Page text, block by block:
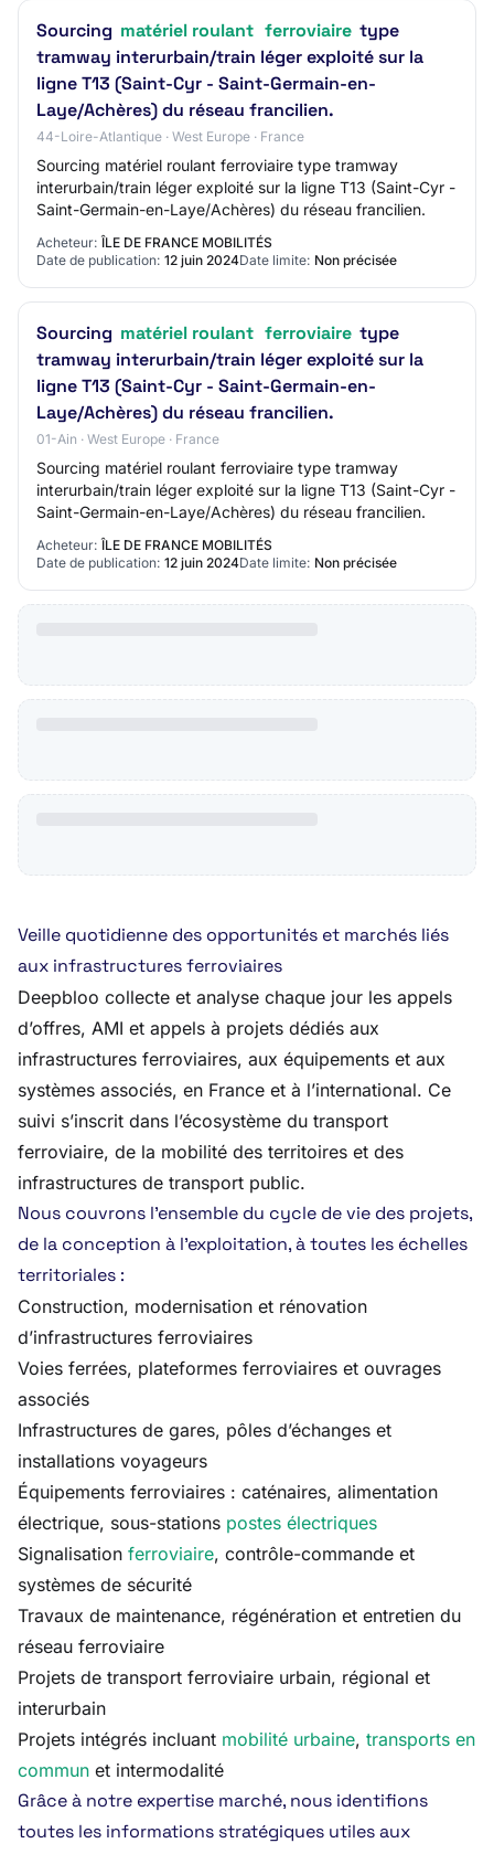
Sourcing matériel roulant ferroviaire type
tramway interurbain/train léger exploité sur la
ligne T13 (Saint-Cyr - Saint-Germain-en-
Laye/Achères) du réseau francilien.
44-Loire-Atlantique · West Europe · France
Sourcing matériel roulant ferroviaire type tramway
interurbain/train léger exploité sur la ligne T13 (Saint-Cyr -
Saint-Germain-en-Laye/Achères) du réseau francilien.
Acheteur: ÎLE DE FRANCE MOBILITÉS
Date de publication: 12 juin 2024Date limite: Non précisée
Sourcing matériel roulant ferroviaire type
tramway interurbain/train léger exploité sur la
ligne T13 (Saint-Cyr - Saint-Germain-en-
Laye/Achères) du réseau francilien.
01-Ain · West Europe · France
Sourcing matériel roulant ferroviaire type tramway
interurbain/train léger exploité sur la ligne T13 (Saint-Cyr -
Saint-Germain-en-Laye/Achères) du réseau francilien.
Acheteur: ÎLE DE FRANCE MOBILITÉS
Date de publication: 12 juin 2024Date limite: Non précisée
Veille quotidienne des opportunités et marchés liés
aux infrastructures ferroviaires
Deepbloo collecte et analyse chaque jour les appels
d’offres, AMI et appels à projets dédiés aux
infrastructures ferroviaires, aux équipements et aux
systèmes associés, en France et à l’international. Ce
suivi s’inscrit dans l’écosystème du transport
ferroviaire, de la mobilité des territoires et des
infrastructures de transport public.
Nous couvrons l’ensemble du cycle de vie des projets,
de la conception à l’exploitation, à toutes les échelles
territoriales :
Construction, modernisation et rénovation
d’infrastructures ferroviaires
Voies ferrées, plateformes ferroviaires et ouvrages
associés
Infrastructures de gares, pôles d’échanges et
installations voyageurs
Équipements ferroviaires : caténaires, alimentation
électrique, sous-stations postes électriques
Signalisation ferroviaire, contrôle-commande et
systèmes de sécurité
Travaux de maintenance, régénération et entretien du
réseau ferroviaire
Projets de transport ferroviaire urbain, régional et
interurbain
Projets intégrés incluant mobilité urbaine, transports en
commun et intermodalité
Grâce à notre expertise marché, nous identifions
toutes les informations stratégiques utiles aux